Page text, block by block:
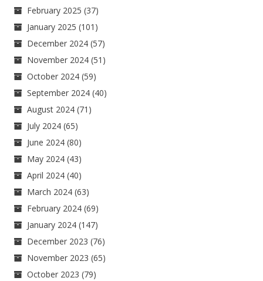
February 2025 (37)
January 2025 (101)
December 2024 (57)
November 2024 (51)
October 2024 (59)
September 2024 (40)
August 2024 (71)
July 2024 (65)
June 2024 (80)
May 2024 (43)
April 2024 (40)
March 2024 (63)
February 2024 (69)
January 2024 (147)
December 2023 (76)
November 2023 (65)
October 2023 (79)